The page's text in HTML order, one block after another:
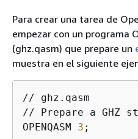
Para crear una tarea de
empezar con un programa
(ghz.qasm) que prepare un
muestra en el siguiente
// ghz.qasm
// Prepare a GHZ
OPENQASM 3 ;